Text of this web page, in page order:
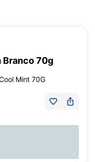
Branco 70g
Mint 70G